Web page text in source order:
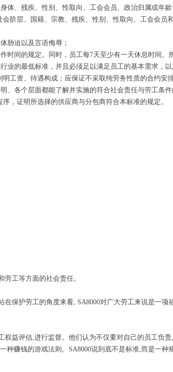
、残疾、性别、性取向、工会会员、政治归属或年
阶层、国籍、宗教、残疾、性别、性取向、工会会
胁迫以及言语侮辱；
间的规定。同时，员工每7天至少有一天休息时间。
的最低标准，并且必须足以满足员工的基本需求，
工资、待遇构成；应保证不采取纯劳务性质的合约安
各个层面都能了解并实施的符合社会责任与劳工条
，证明所选择的供应商与分包商符合本标准的规定。
工等方面的社会责任。
保护劳工的角度来看, SA8000对广大劳工来说是一项
评估,进行监督。他们认为不仅要对自己的员工负
种赚钱的游戏法则。SA8000说到底不是标准,而是一